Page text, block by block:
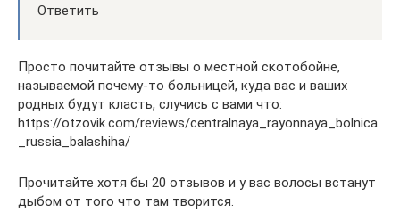
Ответить
Просто почитайте отзывы о местной скотобойне,
называемой почему-то больницей, куда вас и ваших
родных будут класть, случись с вами что:
https://otzovik.com/reviews/centralnaya_rayonnaya_bolnica
_russia_balashiha/
Прочитайте хотя бы 20 отзывов и у вас волосы встанут
дыбом от того что там творится.